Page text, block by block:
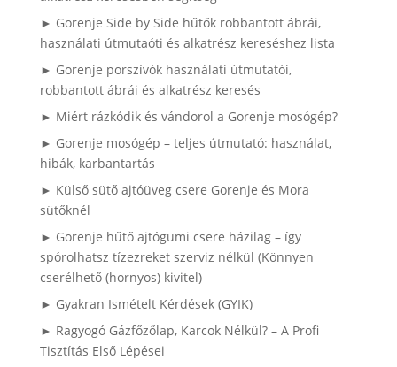
► Gorenje Side by Side hűtők robbantott ábrái,
használati útmutaóti és alkatrész kereséshez lista
► Gorenje porszívók használati útmutatói,
robbantott ábrái és alkatrész keresés
► Miért rázkódik és vándorol a Gorenje mosógép?
► Gorenje mosógép – teljes útmutató: használat,
hibák, karbantartás
► Külső sütő ajtóüveg csere Gorenje és Mora
sütőknél
► Gorenje hűtő ajtógumi csere házilag – így
spórolhatsz tízezreket szerviz nélkül (Könnyen
cserélhető (hornyos) kivitel)
► Gyakran Ismételt Kérdések (GYIK)
► Ragyogó Gázfőzőlap, Karcok Nélkül? – A Profi
Tisztítás Első Lépései